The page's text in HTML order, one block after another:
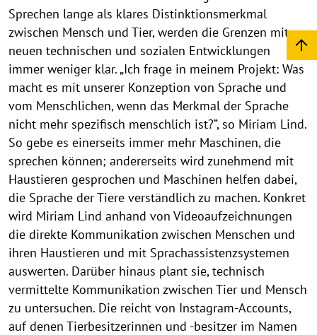
Sprechen lange als klares Distinktionsmerkmal
zwischen Mensch und Tier, werden die Grenzen mit
neuen technischen und sozialen Entwicklungen
immer weniger klar. „Ich frage in meinem Projekt: Was
macht es mit unserer Konzeption von Sprache und
vom Menschlichen, wenn das Merkmal der Sprache
nicht mehr spezifisch menschlich ist?“, so Miriam Lind.
So gebe es einerseits immer mehr Maschinen, die
sprechen können; andererseits wird zunehmend mit
Haustieren gesprochen und Maschinen helfen dabei,
die Sprache der Tiere verständlich zu machen. Konkret
wird Miriam Lind anhand von Videoaufzeichnungen
die direkte Kommunikation zwischen Menschen und
ihren Haustieren und mit Sprachassistenzsystemen
auswerten. Darüber hinaus plant sie, technisch
vermittelte Kommunikation zwischen Tier und Mensch
zu untersuchen. Die reicht von Instagram-Accounts,
auf denen Tierbesitzerinnen und -besitzer im Namen